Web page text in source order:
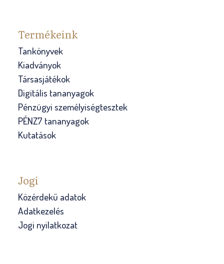
Termékeink
Tankönyvek
Kiadványok
Társasjátékok
Digitális tananyagok
Pénzügyi személyiségtesztek
PÉNZ7 tananyagok
Kutatások
Jogi
Közérdekű adatok
Adatkezelés
Jogi nyilatkozat